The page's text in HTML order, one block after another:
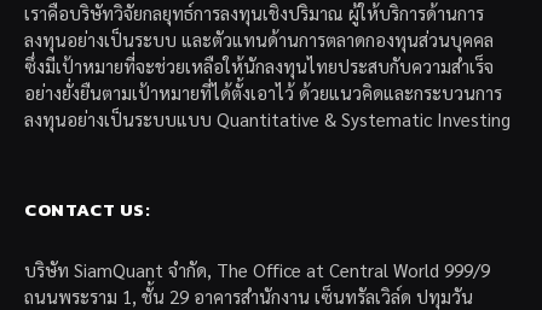
เราคือบริษัทวิจัยกลยุทธ์การลงทุนเชิงปริมาณ ผู้ให้บริการด้านการ
ลงทุนอย่างเป็นระบบ และตัวแทนด้านการตลาดกองทุนส่วนบุคคล
ซึ่งมีเป้าหมายที่จะช่วยเหลือให้นักลงทุนไทยประสบกับความสำเร็จ
อย่างยั่งยืนตามเป้าหมายที่ได้ตั้งเอาไว้ ด้วยแนวคิดและกระบวนการ
ลงทุนอย่างเป็นระบบแบบ Quantitative & Systematic Investing
CONTACT US:
บริษัท SiamQuant จำกัด, The Office at Central World 999/9
ถนนพระราม 1, ชั้น 29 อาคารสำนักงาน เซ็นทรัลเวิล์ด ปทุมวัน